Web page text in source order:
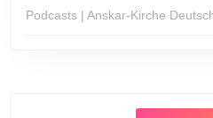
Podcasts | Anskar-Kirche